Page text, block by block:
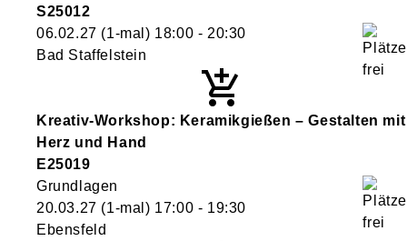
S25012
06.02.27 (1-mal) 18:00 - 20:30
Bad Staffelstein
Kreativ-Workshop: Keramikgießen – Gestalten mit
Herz und Hand
E25019
Grundlagen
20.03.27 (1-mal) 17:00 - 19:30
Ebensfeld